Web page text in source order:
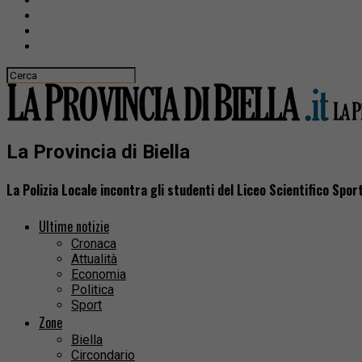
La Provincia di Biella
La Polizia Locale incontra gli studenti del Liceo Scientifico
Ultime notizie
Cronaca
Attualità
Economia
Politica
Sport
Zone
Biella
Circondario